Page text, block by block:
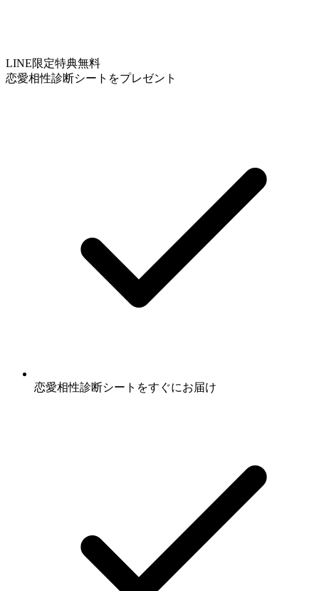
LINE限定特典無料
恋愛相性診断シートをプレゼント
恋愛相性診断シート をすぐにお届け